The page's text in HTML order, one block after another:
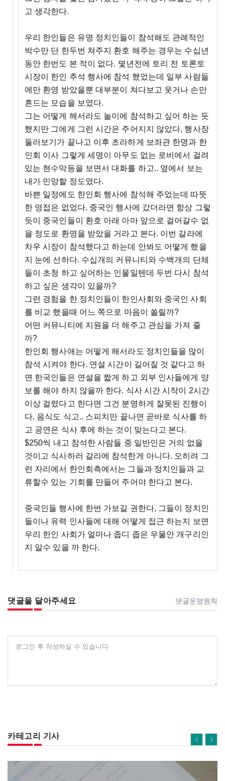
고 생각한다.
우리 한인들은 유명 정치인들이 참석해도 관례적인
박수만 단 한두번 쳐주지 환호 해주는 경우는 수십년
동안 한번도 본 적이 없다. 몇년전에 토리 전 토론토
시장이 한인 추석 행사에 참석 했었는데 일부 사람들
에만 환영 받았을뿐 대부분이 쳐다보고 웃거나 손만
흔드는 모습을 보였다.
그는 어떻게 해서라도 놀이에 참석하고 싶어 하는 듯
했지만 그에게 그런 시간은 주어지지 않았다, 행사장
둘러보기가 끝나고 이후 초라하게 보좌관 한명과 한
인회 이사 그렇게 세명이 아무도 없는 로비에서 걸려
있는 현수막등을 보면서 대화를 하고.. 옆에서 보는
내가 민망할 정도였다.
바쁜 일정에도 한인회 행사에 참석해 주었는데 따뜻
한 영접은 없었다. 중국인 행사에 갔더라면 항상 그렇
듯이 중국인들이 환호 아래 아마 앞으로 걸어갈수 없
을 정도로 환영을 받았을 거라고 본다. 이번 갈라에
차우 시장이 참석했다고 하는데 안봐도 어떻게 했을
지 눈에 선하다. 수십개의 커뮤니티와 수백개의 단체
들이 초청 하고 싶어하는 인물일텐데 두번 다시 참석
하고 싶은 생각이 있을까?
그런 경험을 한 정치인들이 한인사회와 중국인 사회
를 비교 했을때 어느 쪽으로 마음이 쏠릴까?
어떤 커뮤니티에 지원을 더 해주고 관심을 가져 줄
까?
한인회 행사애는 어떻게 해서라도 정치인들을 많이
참석 시켜야 한다. 연설 시간이 길어질 것 같다고 하
면 한국인들은 연설을 짧게 하고 외부 인사들에게 양
보를 해야 하지 않을까 한다. 식사 시간 시작이 2시간
이상 걸렸다고 한다면 그건 분명하게 잘못된 진행이
다. 음식도 식고.. 스피치만 끝나면 곧바로 식사를 하
고 공연은 식사 후에 하는 것이 맞는다고 본다.
$250씩 내고 참석한 사람들 중 일반인은 거의 없을
것이고 식사하러 갈라에 참석한게 아니다. 오히려 그
런 자리에서 한인회측에서는 그들과 정치인들과 교
류할수 있는 기회를 만들어 주어야 한다고 본다.
중국인들 행사에 한번 가보길 권한다, 그들이 정치인
들이나 유력 인사들에 대해 어떻게 접근 하는지 보면
우리 한인 사회가 얼마나 좁디 좁은 우물안 개구리인
지 알수 있을 까 한다.
댓글을 달아주세요 댓글운영원칙
로그인 후 작성하실 수 있습니다
카테고리 기사